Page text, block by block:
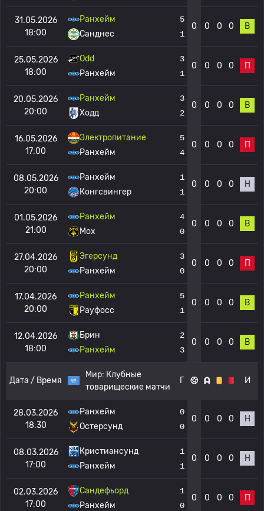
31.05.2026
18:00
Ранхейм
Санднес
5
1
0 0 0 0 В
25.05.2026
18:00
Odd
Ранхейм
3
1
0 0 0 0 П
20.05.2026
20:00
Ранхейм
Ходд
3
2
0 0 0 0 В
16.05.2026
17:00
Электропитание
Ранхейм
5
4
0 0 0 0 П
08.05.2026
20:00
Ранхейм
Конгсвингер
1
1
0 0 0 0 Н
01.05.2026
21:00
Ранхейм
Мох
4
0
0 0 0 0 В
27.04.2026
20:00
Эгерсунд
Ранхейм
3
0
0 0 0 0 П
17.04.2026
20:00
Ранхейм
Рауфосс
5
1
0 0 0 0 В
12.04.2026
18:00
Брин
Ранхейм
2
3
0 0 0 0 В
Дата / Время
Мир: Клубные
товарищеские матчи
Г И
28.03.2026
18:30
Ранхейм
Остерсунд
0
0
0 0 0 0 Н
08.03.2026
17:00
Кристиансунд
Ранхейм
1
1
0 0 0 0 Н
02.03.2026
17:00
Сандефьорд
Ранхейм
1
0
0 0 0 0 П